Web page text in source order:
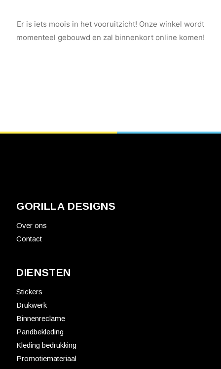
Er is iets moois in het vooruitzicht! Onze winkel wordt
momenteel gebouwd en zal binnenkort online komen!
GORILLA DESIGNS
Over ons
Contact
DIENSTEN
Stickers
Drukwerk
Binnenreclame
Pandbekleding
Kleding bedrukking
Promotiemateriaal